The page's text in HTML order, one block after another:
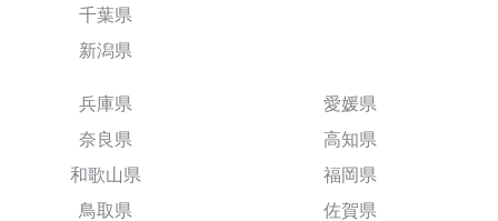
千葉県
新潟県
兵庫県
奈良県
和歌山県
鳥取県
愛媛県
高知県
福岡県
佐賀県